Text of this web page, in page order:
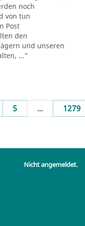
noch
von tun
Post
den
und unseren
..."
5 ... 1279
Nicht angemeldet.